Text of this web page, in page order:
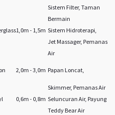
Sistem Filter, Taman
Bermain
1,0m - 1,5m Sistem Hidroterapi,
Jet Massager, Pemanas
Air
2,0m - 3,0m Papan Loncat,
Skimmer, Pemanas Air
0,6m - 0,8m Seluncuran Air, Payung
Teddy Bear Air